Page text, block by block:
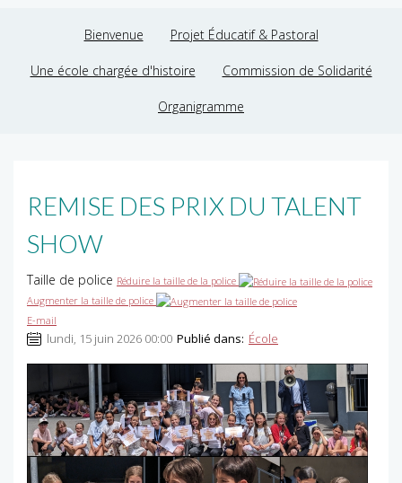
Bienvenue Projet Éducatif & Pastoral
Une école chargée d'histoire Commission de Solidarité
Organigramme
REMISE DES PRIX DU TALENT
SHOW
Taille de police Réduire la taille de la police
Augmenter la taille de police
E-mail
lundi, 15 juin 2026 00:00 Publié dans: École